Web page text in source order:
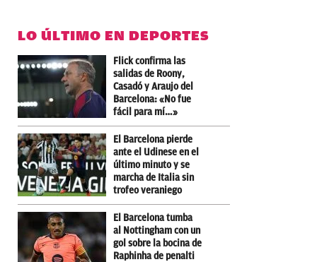
LO ÚLTIMO EN DEPORTES
Flick confirma las
salidas de Roony,
Casadó y Araujo del
Barcelona: «No fue
fácil para mí…»
El Barcelona pierde
ante el Udinese en el
último minuto y se
marcha de Italia sin
trofeo veraniego
El Barcelona tumba
al Nottingham con un
gol sobre la bocina de
Raphinha de penalti